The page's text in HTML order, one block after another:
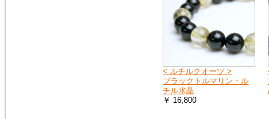
< ルチルクオーツ >
ブラックトルマリン・ル
チル水晶
￥ 16,800